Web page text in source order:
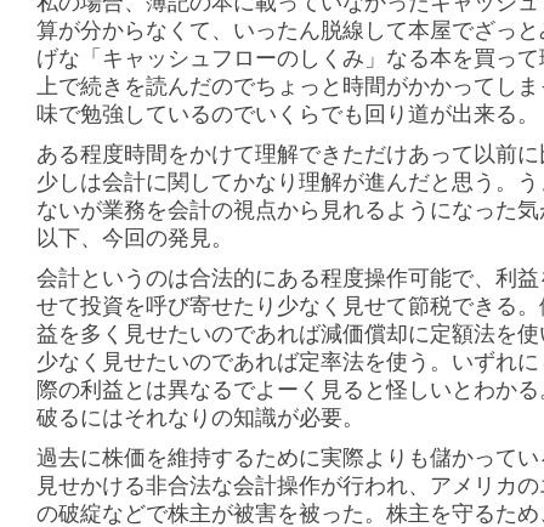
算が分からなくて、いったん脱線して本屋でざっ
げな「キャッシュフローのしくみ」なる本を買っ
上で続きを読んだのでちょっと時間がかかってし
味で勉強しているのでいくらでも回り道が出来る。
ある程度時間をかけて理解できただけあって以前
少しは会計に関してかなり理解が進んだと思う。
ないが業務を会計の視点から見れるようになった
以下、今回の発見。
会計というのは合法的にある程度操作可能で、利
せて投資を呼び寄せたり少なく見せて節税できる
益を多く見せたいのであれば減価償却に定額法を
少なく見せたいのであれば定率法を使う。いずれ
際の利益とは異なるでよーく見ると怪しいとわか
破るにはそれなりの知識が必要。
過去に株価を維持するために実際よりも儲かって
見せかける非合法な会計操作が行われ、アメリカ
の破綻などで株主が被害を被った。株主を守るた